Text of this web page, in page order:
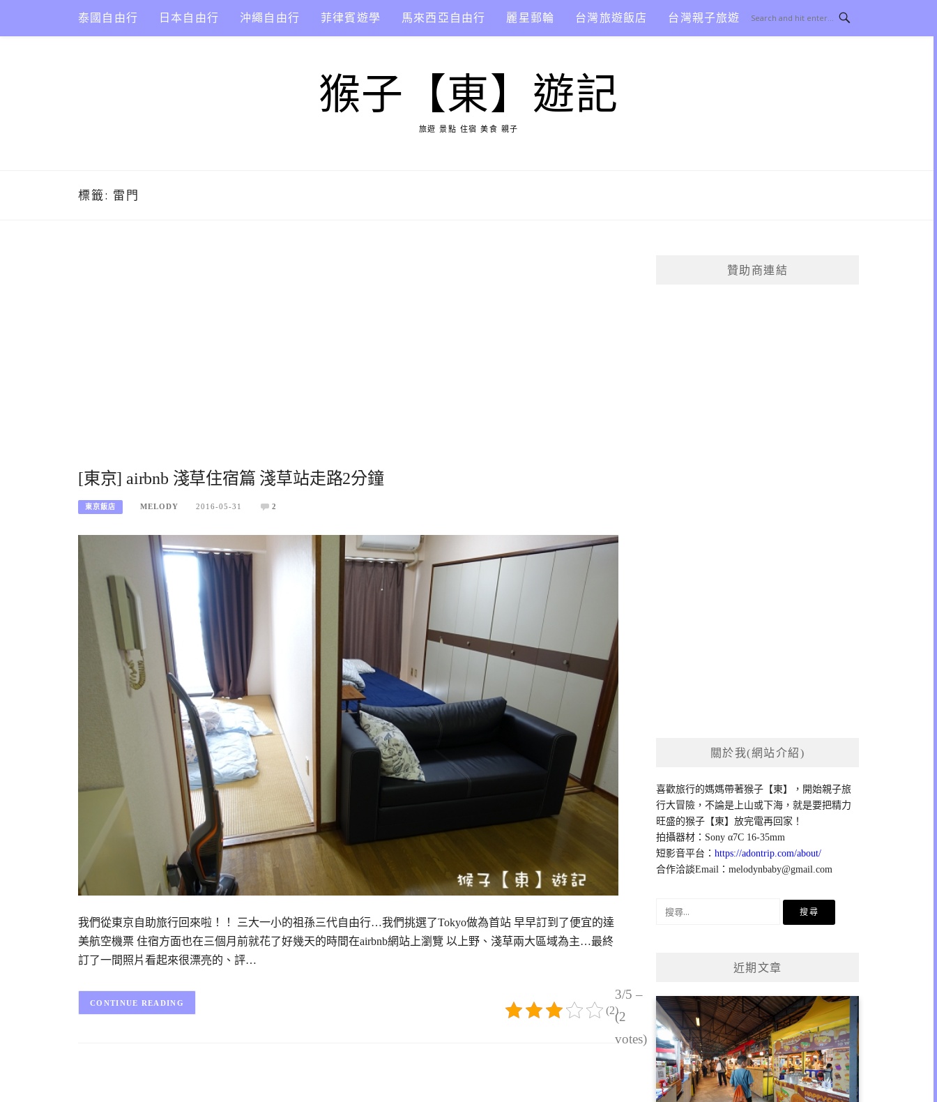
content
泰國自由行 日本自由行 沖繩自由行 菲律賓遊學 馬來西亞自由行 麗星郵輪 台灣旅遊飯店 台灣親子旅遊
猴子【東】遊記
旅遊 景點 住宿 美食 親子
標籤: 雷門
[東京] airbnb 淺草住宿篇 淺草站走路2分鐘
東京飯店 MELODY 2016-05-31 2
我們從東京自助旅行回來啦！！ 三大一小的祖孫三代自由行…我們挑選了Tokyo做為首站 早早訂到了便宜的達
美航空機票 住宿方面也在三個月前就花了好幾天的時間在airbnb網站上瀏覽 以上野、淺草兩大區域為主…最終
訂了一間照片看起來很漂亮的、評…
3/5 –
(2
votes)
(2)
CONTINUE READING
贊助商連結
關於我(網站介紹)
喜歡旅行的媽媽帶著猴子【東】，開始親子旅
行大冒險，不論是上山或下海，就是要把精力
旺盛的猴子【東】放完電再回家！
拍攝器材：Sony α7C 16-35mm
短影音平台：https://adontrip.com/about/
合作洽談Email：melodynbaby@gmail.com
近期文章